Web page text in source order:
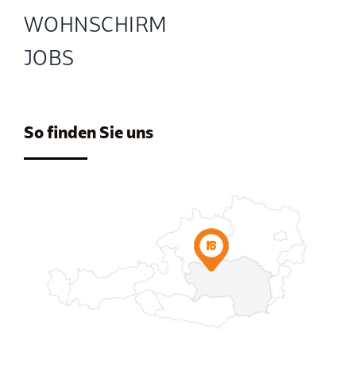
WOHNSCHIRM
JOBS
So finden Sie uns